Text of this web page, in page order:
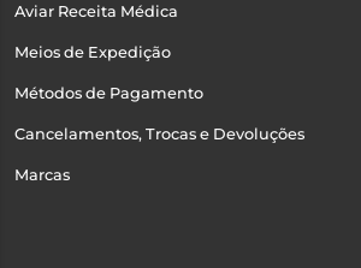
Aviar Receita Médica
Meios de Expedição
Métodos de Pagamento
Cancelamentos, Trocas e Devoluções
Marcas